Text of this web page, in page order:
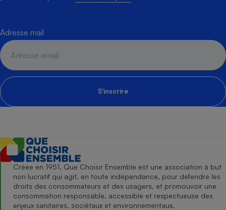
Adresse mail
S'inscrire
Créée en 1951, Que Choisir Ensemble est une association à but
non lucratif qui agit, en toute indépendance, pour défendre les
droits des consommateurs et des usagers, et promouvoir une
consommation responsable, accessible et respectueuse des
enjeux sanitaires, sociétaux et environnementaux.